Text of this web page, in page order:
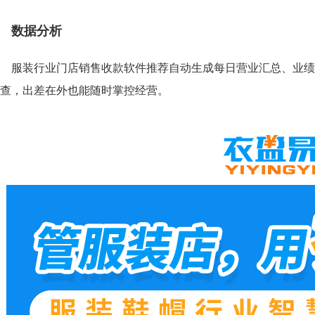
数据分析
服装行业门店销售收款软件推荐自动生成每日营业汇总、业
，出差在外也能随时掌控经营。